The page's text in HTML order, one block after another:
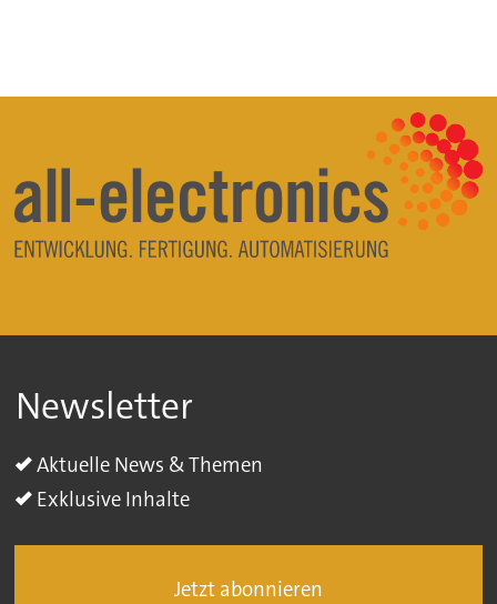
Newsletter
Aktuelle News & Themen
Exklusive Inhalte
Jetzt abonnieren